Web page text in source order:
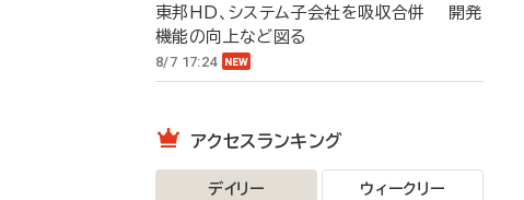
東邦HD、システム子会社を吸収合併 開発
機能の向上など図る
8/7 17:24
アクセスランキング
デイリー ウィークリー